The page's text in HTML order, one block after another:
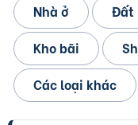
Nhà ở Đất
Kho bãi
Các loại khác